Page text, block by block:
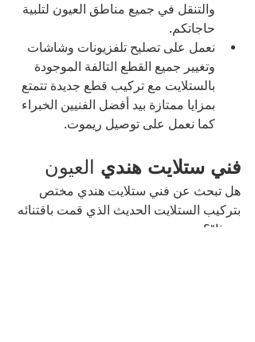
والتنقل في جميع مناطق العيون لتلبية
حاجاتكم.
نعمل على تصليح تلفزيونات وشاشات
وتغيير جميع القطع التالفة الموجودة
بالستلايت مع تركيب قطع جديدة تتمتع
بمزايا ممتازة بيد أفضل الفنيين الخبراء
كما نعمل على توصيل ريموت.
فني ستلايت هندي العيون
هل تبحث عن فني ستلايت هندي مختص
بتركيب الستلايت الحديث الذي قمت باقتنائه
حديثا"؟